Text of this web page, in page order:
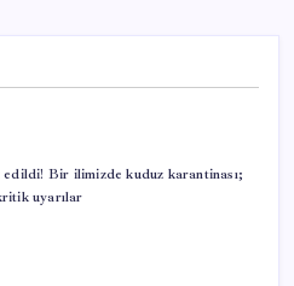
Bir ilimizde kuduz karantinası;
uyarılar